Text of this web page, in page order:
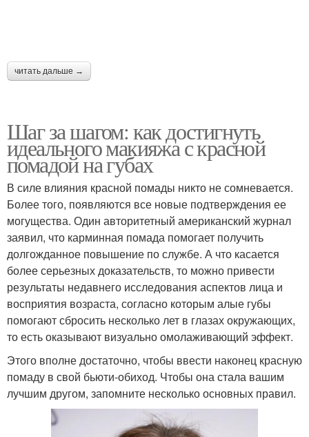
читать дальше →
Шаг за шагом: как достигнуть
идеального макияжа с красной
помадой на губах
В силе влияния красной помады никто не сомневается.
Более того, появляются все новые подтверждения ее
могущества. Один авторитетный американский журнал
заявил, что карминная помада помогает получить
долгожданное повышение по службе. А что касается
более серьезных доказательств, то можно привести
результаты недавнего исследования аспектов лица и
восприятия возраста, согласно которым алые губы
помогают сбросить несколько лет в глазах окружающих,
то есть оказывают визуально омолаживающий эффект.
Этого вполне достаточно, чтобы ввести наконец красную
помаду в свой бьюти-обиход. Чтобы она стала вашим
лучшим другом, запомните несколько основных правил.